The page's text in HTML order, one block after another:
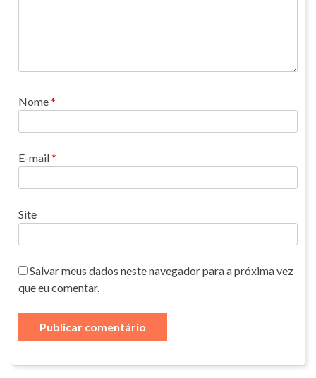
Nome*
E-mail*
Site
Salvar meus dados neste navegador para a próxima vez
que eu comentar.